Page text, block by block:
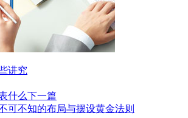
讲究
什么下一篇
可不知的布局与摆设黄金法则